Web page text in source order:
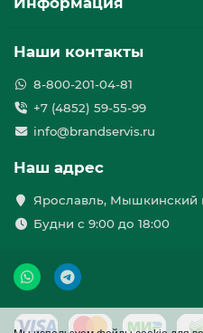
Наши контакты
8-800-201-04-81
+7 (4852) 59-55-99
info@brandservis.ru
Наш адрес
Ярославль, Мышкинский
Будни с 9:00 до 18:00